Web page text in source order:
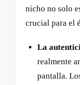
nicho no solo
crucial para el
La
realmente
pantalla.